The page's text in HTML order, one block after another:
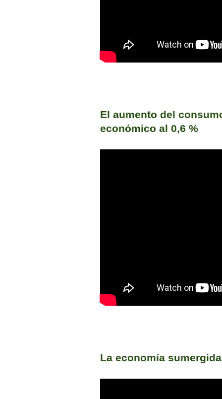
El aumento del
económico al 0,6 %
La economía